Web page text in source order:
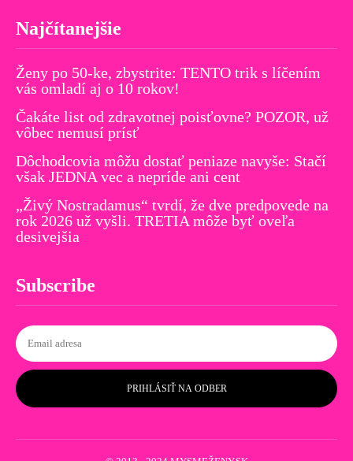
Najčítanejšie
Ženy po 50-ke, zbystrite: TENTO trik s líčením
vás omladí aj o 10 rokov!
Čakáte list od zdravotnej poisťovne? POZOR, už
vôbec nemusí prísť
Dôchodcovia môžu dostať peniaze navyše: Stačí
však JEDNA vec a nepríde ani cent
„Živý Nostradamus“ tvrdí, že dve predpovede na
rok 2026 už vyšli. TRETIA môže byť oveľa
desivejšia
Subscribe
PRIHLÁSIŤ NA ODBER